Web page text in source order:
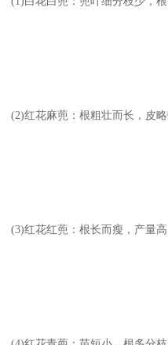
(2)红花麻蔸：根粗壮而长，皮略
(3)红花红蔸：根长而瘦，产量高